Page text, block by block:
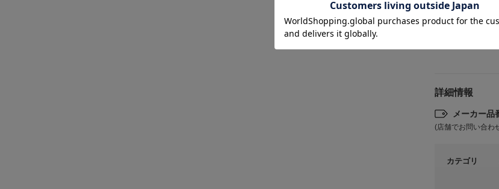
Find out
詳細情報
メーカー品
(店舗でお問い合わ
カテゴリ